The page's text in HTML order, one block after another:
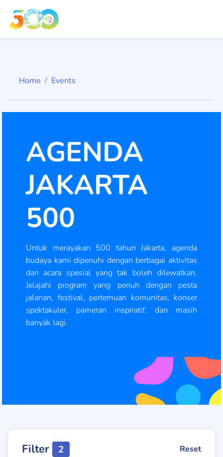
Home Events
AGENDA
JAKARTA
500
Untuk merayakan 500 tahun Jakarta, agenda
budaya kami dipenuhi dengan berbagai aktivitas
dan acara spesial yang tak boleh dilewatkan.
Jelajahi program yang penuh dengan pesta
jalanan, festival, pertemuan komunitas, konser
spektakuler, pameran inspiratif, dan masih
banyak lagi.
Filter 2 Reset